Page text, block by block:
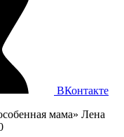
ВКонтакте
мама» Лена